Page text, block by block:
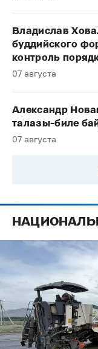
Владислав
буддийского
контроль
07 августа
Александр
талазы-биле
07 августа